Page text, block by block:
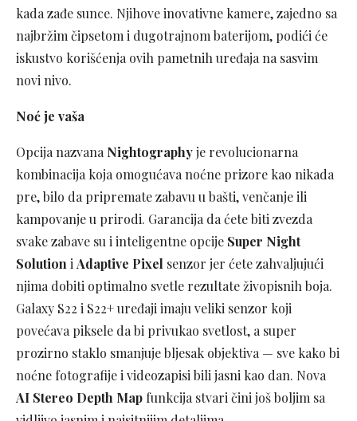
kada zađe sunce. Njihove inovativne kamere, zajedno sa
najbržim čipsetom i dugotrajnom baterijom, podići će
iskustvo korišćenja ovih pametnih uređaja na sasvim
novi nivo.
Noć je vaša
Opcija nazvana Nightographyje revolucionarna
kombinacija koja omogućava noćne prizore kao nikada
pre, bilo da pripremate zabavu u bašti, venčanje ili
kampovanje u prirodi. Garancija da ćete biti zvezda
svake zabave su i inteligentne opcije Super Night
Solution i Adaptive Pixel senzor jer ćete zahvaljujući
njima dobiti optimalno svetle rezultate živopisnih boja.
Galaxy S22 i S22+ uređaji imaju veliki senzor koji
povećava piksele da bi privukao svetlost, a super
prozirno staklo smanjuje bljesak objektiva — sve kako bi
noćne fotografije i videozapisi bili jasni kao dan. Nova
AI Stereo Depth Map funkcija stvari čini još boljim sa